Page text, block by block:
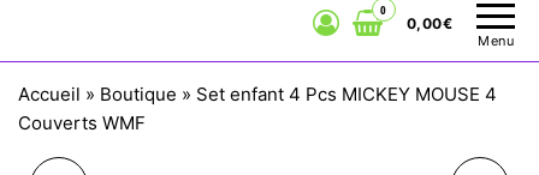
Menu
0
0,00€
Accueil » Boutique » Set enfant 4 Pcs MICKEY MOUSE 4
Couverts WMF